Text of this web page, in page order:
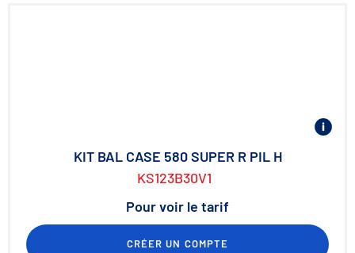
KIT BAL CASE 580 SUPER R PIL H
KS123B30V1
Pour voir le tarif
CRÉER UN COMPTE